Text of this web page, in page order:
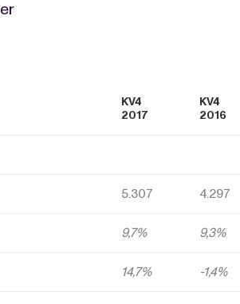
KV4
2017
KV4
2016
5.307 4.297
9,7% 9,3%
14,7% -1,4%